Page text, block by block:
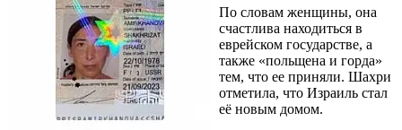
По словам женщины, она
счастлива находиться в
еврейском государстве, а
также «польщена и горда»
тем, что ее приняли. Шахри
отметила, что Израиль стал
её новым домом.